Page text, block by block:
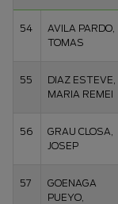
54
AVILA PARDO,
TOMAS
55
DIAZ ESTEVE,
MARIA REMEI
56
GRAU CLOSA,
JOSEP
57
GOENAGA
PUEYO,